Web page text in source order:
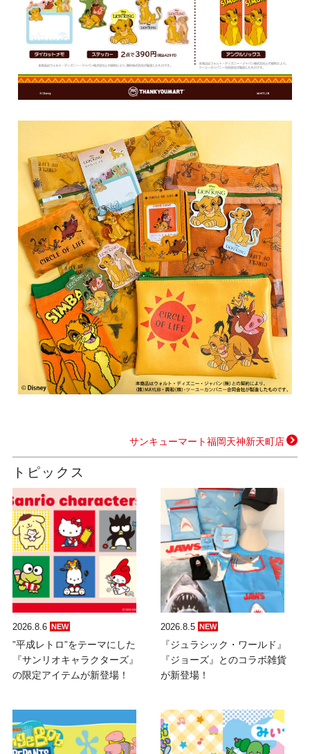
サンキューマート福岡天神新天町店
トピックス
2026.8.6 NEW
”平成レトロ”をテーマにした
『サンリオキャラクターズ』
の限定アイテムが新登場！
2026.8.5 NEW
『ジュラシック・ワールド』
『ジョーズ』とのコラボ雑貨
が新登場！